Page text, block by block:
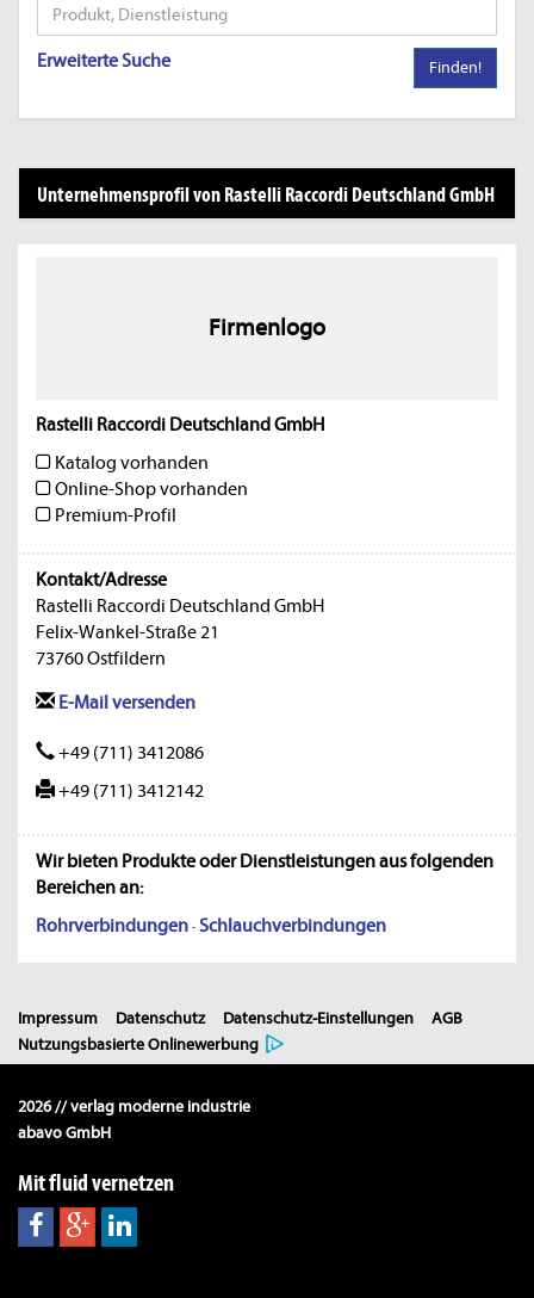
Erweiterte Suche Finden!
Unternehmensprofil von Rastelli Raccordi Deutschland GmbH
Firmenlogo
Rastelli Raccordi Deutschland GmbH
Katalog vorhanden
Online-Shop vorhanden
Premium-Profil
Kontakt/Adresse
Rastelli Raccordi Deutschland GmbH
Felix-Wankel-Straße 21
73760 Ostfildern
E-Mail versenden
+49 (711) 3412086
+49 (711) 3412142
Wir bieten Produkte oder Dienstleistungen aus folgenden
Bereichen an:
Rohrverbindungen·Schlauchverbindungen
Impressum Datenschutz Datenschutz-Einstellungen
AGB
Nutzungsbasierte Onlinewerbung
2026 // verlag moderne industrie
abavo GmbH
Mit fluid vernetzen